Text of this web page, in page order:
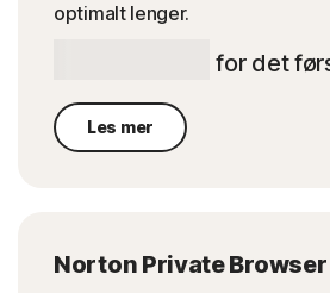
optimalt lenger.
for det
Les mer
Norton Private Browser